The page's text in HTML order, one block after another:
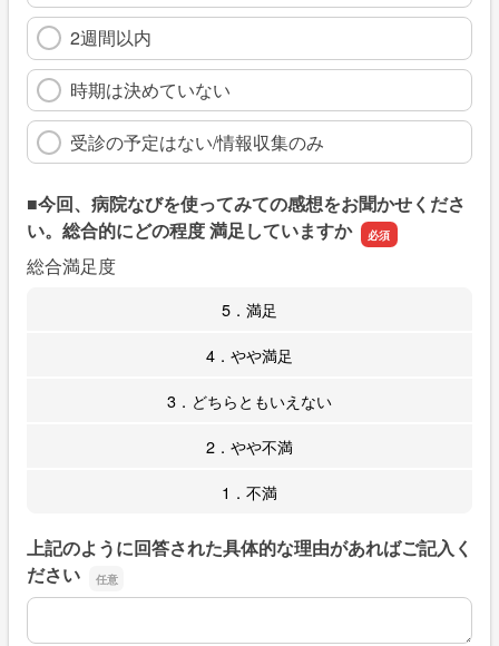
2週間以内
時期は決めていない
受診の予定はない/情報収集のみ
■今回、病院なびを使ってみての感想をお聞かせくださ
い。総合的にどの程度 満足していますか
総合満足度
5．満足
4．やや満足
3．どちらともいえない
2．やや不満
1．不満
上記のように回答された具体的な理由があればご記入く
ださい
上記のように回答された具体的な理由があればご記入くだ